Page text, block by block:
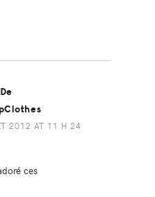
2012 AT 11 H 24
ces